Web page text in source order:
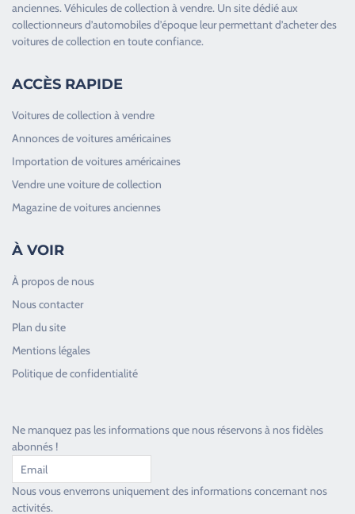
anciennes.Véhicules de collection à vendre. Un site dédié aux
collectionneurs d’automobiles d’époque leur permettant d’acheter des
voitures de collection en toute confiance.
ACCÈS RAPIDE
Voitures de collection à vendre
Annonces de voitures américaines
Importation de voitures américaines
Vendre une voiture de collection
Magazine de voitures anciennes
À VOIR
À propos de nous
Nous contacter
Plan du site
Mentions légales
Politique de confidentialité
Ne manquez pas les informations que nous réservons à nos fidèles
abonnés !
Nous vous enverrons uniquement des informations concernant nos
activités.
Toujours heureux d'aider les passionnés